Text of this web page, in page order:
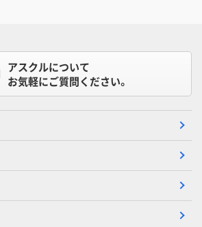
アスクルについて
お気軽にご質問ください。